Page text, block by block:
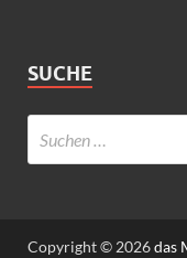
SUCHE
Copyright © 2026das